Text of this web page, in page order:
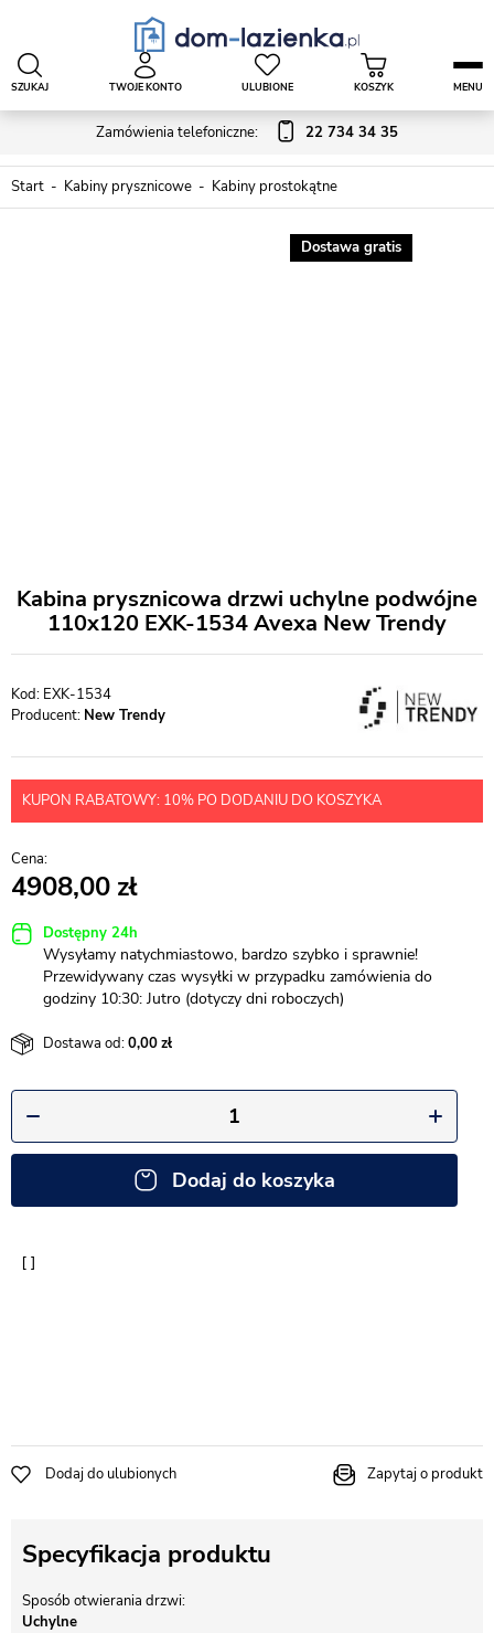
Zamówienia telefoniczne: 22 734 34 35
SZUKAJ TWOJE KONTO ULUBIONE KOSZYK MENU
Start Kabiny prysznicowe Kabiny prostokątne
Dostawa gratis
Kabina prysznicowa drzwi uchylne podwójne
110x120 EXK-1534 Avexa New Trendy
EXK-1534
Producent: New Trendy
KUPON RABATOWY: 10% PO DODANIU DO KOSZYKA
4908,00
Dostępny 24h
Wysyłamy natychmiastowo, bardzo szybko i sprawnie!
Przewidywany czas wysyłki w przypadku zamówienia do
godziny 10:30: Jutro (dotyczy dni roboczych)
Dostawa od:0,00
Dodaj do koszyka
Dodaj do ulubionych Zapytaj o produkt
Specyfikacja produktu
Sposób otwierania drzwi
Uchylne